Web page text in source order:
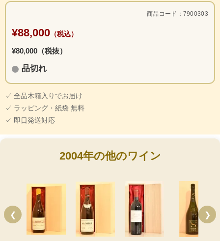
商品コード：7900303
¥88,000 （税込）
¥80,000（税抜）
品切れ
✓ 全品木箱入りでお届け
✓ ラッピング・紙袋 無料
✓ 即日発送対応
2004年の他のワイン
❮ ❯